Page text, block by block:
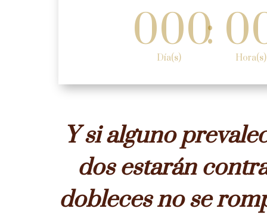
000
Día(s)
:
Hora(s)
Y si alguno
dos estarán
dobleces no se